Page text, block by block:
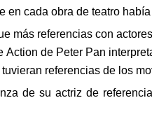
en cada obra de teatro
más referencias con
Action de Peter Pan
referencias de los
de su actriz de